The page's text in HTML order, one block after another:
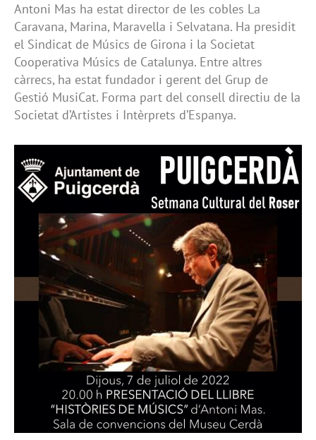
Antoni Mas ha estat director de les cobles La
Caravana, Marina, Maravella i Selvatana. Ha presidit
el Sindicat de Músics de Girona i la Societat
Cooperativa Músics de Catalunya. Entre altres
càrrecs, ha estat fundador i gerent del Grup de
Gestió MusiCat. Forma part del consell directiu de la
Societat d’Artistes i Intèrprets d’Espanya.